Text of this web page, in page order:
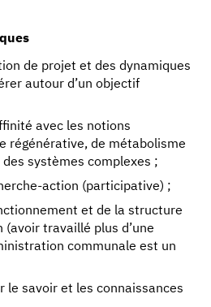
de projet et des dynamiques
autour d’un objectif
avec les notions
régénérative, de métabolisme
systèmes complexes ;
action (participative) ;
et de la structure
(avoir travaillé plus d’une
communale est un
le savoir et les connaissances